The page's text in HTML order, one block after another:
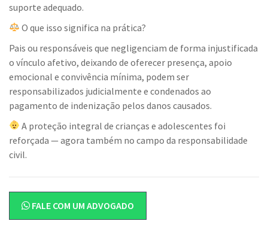
suporte adequado.
O que isso significa na prática?
Pais ou responsáveis que negligenciam de forma injustificada
o vínculo afetivo, deixando de oferecer presença, apoio
emocional e convivência mínima, podem ser
responsabilizados judicialmente e condenados ao
pagamento de indenização pelos danos causados.
A proteção integral de crianças e adolescentes foi
reforçada — agora também no campo da responsabilidade
civil.
FALE COM UM ADVOGADO